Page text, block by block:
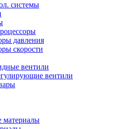
системы
давления
скорости
вентили
вентили
материалы